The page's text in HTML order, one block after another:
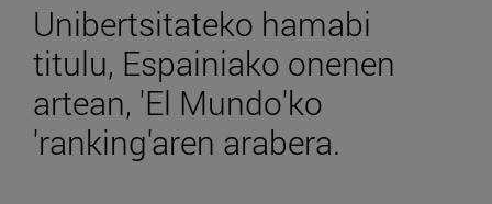
Unibertsitateko hamabi
titulu, Espainiako onenen
artean, 'El Mundo'ko
'ranking'aren arabera.